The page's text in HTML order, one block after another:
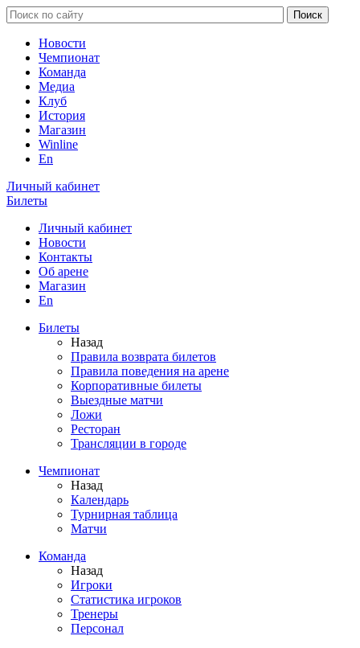
Новости
Чемпионат
Команда
Медиа
Клуб
История
Магазин
Winline
En
Личный кабинет
Билеты
Личный кабинет
Новости
Контакты
Об арене
Магазин
En
Билеты
Назад
Правила возврата билетов
Правила поведения на арене
Корпоративные билеты
Выездные матчи
Ложи
Ресторан
Трансляции в городе
Чемпионат
Назад
Календарь
Турнирная таблица
Матчи
Команда
Назад
Игроки
Статистика игроков
Тренеры
Персонал